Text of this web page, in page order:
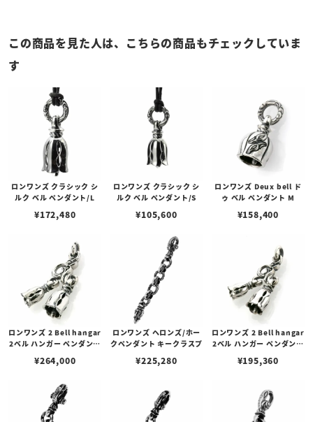
この商品を見た人は、こちらの商品もチェックしていま
す
ロンワンズ クラシック シ
ルク ベル ペンダント/L
¥172,480
ロンワンズ クラシック シ
ルク ベル ペンダント/S
¥105,600
ロンワンズ Deux bell ド
ゥ ベル ペンダント M
¥158,400
ロンワンズ 2 Bell hangar
2ベル ハンガー ペンダント
¥264,000
ロンワンズ ヘロンズ/ホー
クペンダント キークラスプ
¥225,280
ロンワンズ 2 Bell hangar
2ベル ハンガー ペンダント
¥195,360